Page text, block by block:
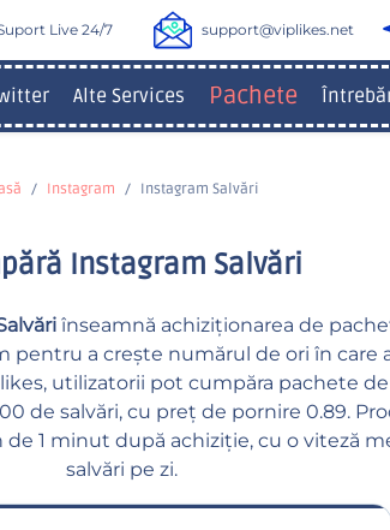
Live 24/7 support@viplikes.net
Alte Services Pachete
Instagram Instagram Salvări
Instagram Salvări
înseamnă achiziționarea de
a crește numărul de ori în care
utilizatorii pot cumpăra pachete
de salvări, cu preț de pornire 0.89.
1 minut după achiziție, cu o viteză
salvări pe zi.